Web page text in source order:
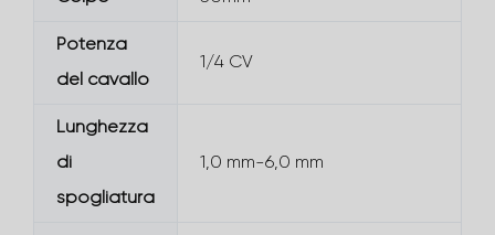
Potenza
del cavallo
1/4 CV
Lunghezza
di
spogliatura
1,0 mm-6,0 mm